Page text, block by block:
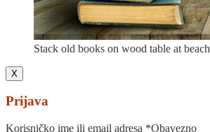
Stack old books on wood table at beach
X
Prijava
Korisničko ime ili email adresa *Obavezno